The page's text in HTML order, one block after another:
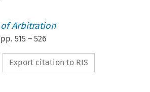
Arbitration
515– 526
Export citation to RIS